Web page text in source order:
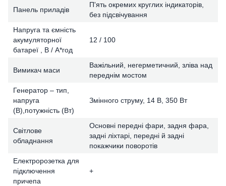
Панель приладів
П'ять окремих круглих індикаторів,
без підсвічування
Напруга та ємність
акумуляторної
батареї , В / А*год
12 / 100
Вимикач маси
Важільний, негерметичний, зліва над
переднім мостом
Генератор – тип,
напруга
(В),потужність (Вт)
Змінного струму, 14 В, 350 Вт
Світлове
обладнання
Основні передні фари, задня фара,
задні ліхтарі, передні й задні
покажчики поворотів
Електророзетка для
підключення
причепа
+